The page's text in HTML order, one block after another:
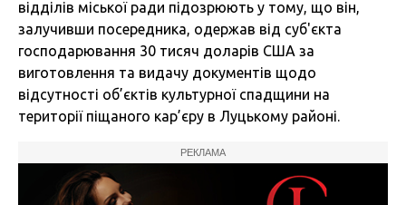
відділів міської ради підозрюють у тому, що він,
залучивши посередника, одержав від суб'єкта
господарювання 30 тисяч доларів США за
виготовлення та видачу документів щодо
відсутності об’єктів культурної спадщини на
території піщаного кар’єру в Луцькому районі.
РЕКЛАМА